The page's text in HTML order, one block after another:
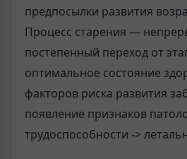
предпосылки развития
Процесс старения —
постепенный переход от
оптимальное состояние
факторов риска развития
появление признаков
трудоспособности ->